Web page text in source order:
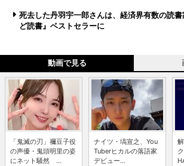
死去した丹羽宇一郎さんは、経済界有数の読
ど読書』ベストセラーに
動画で見る
「鬼滅の刃」禰豆子役
の声優・鬼頭明里の姿
にネット騒然 ...
ナイツ・塙宣之、You
Tuberヒカルの落語家
デビュー...